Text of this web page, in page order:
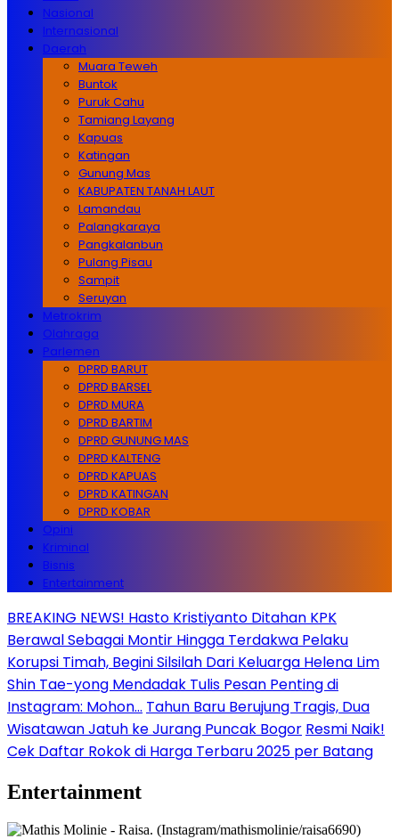
Nasional
Internasional
Daerah
Muara Teweh
Buntok
Puruk Cahu
Tamiang Layang
Kapuas
Katingan
Gunung Mas
KABUPATEN TANAH LAUT
Lamandau
Palangkaraya
Pangkalanbun
Pulang Pisau
Sampit
Seruyan
Metrokrim
Olahraga
Parlemen
DPRD BARUT
DPRD BARSEL
DPRD MURA
DPRD BARTIM
DPRD GUNUNG MAS
DPRD KALTENG
DPRD KAPUAS
DPRD KATINGAN
DPRD KOBAR
Opini
Kriminal
Bisnis
Entertainment
BREAKING NEWS! Hasto Kristiyanto Ditahan KPK
Berawal Sebagai Montir Hingga Terdakwa Pelaku
Korupsi Timah, Begini Silsilah Dari Keluarga Helena Lim
Shin Tae-yong Mendadak Tulis Pesan Penting di
Instagram: Mohon… Tahun Baru Berujung Tragis, Dua
Wisatawan Jatuh ke Jurang Puncak Bogor Resmi Naik!
Cek Daftar Rokok di Harga Terbaru 2025 per Batang
Entertainment